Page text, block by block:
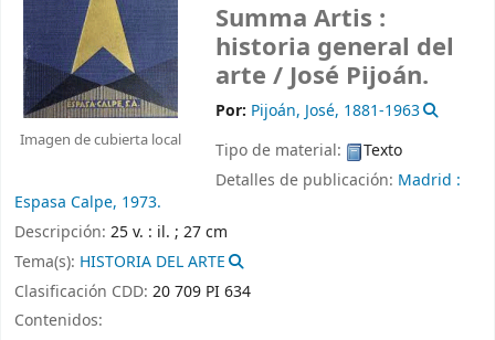
Imagen de cubierta local
Summa Artis :
historia general del
arte / José Pijoán.
Por: Pijoán, José, 1881-1963
Tipo de material:
Texto
Detalles de publicación: Madrid :
Espasa Calpe, 1973.
Descripción: 25 v. : il. ; 27 cm
Tema(s): HISTORIA DEL ARTE
Clasificación CDD: 20 709 PI 634
Contenidos: